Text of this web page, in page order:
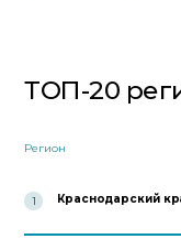
ТОП-20
Регион
1 Краснодарский